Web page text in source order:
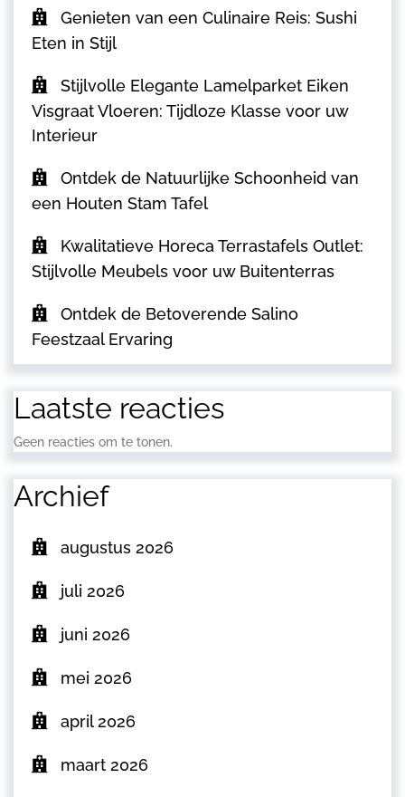
Genieten van een Culinaire Reis: Sushi
Eten in Stijl
Stijlvolle Elegante Lamelparket Eiken
Visgraat Vloeren: Tijdloze Klasse voor uw
Interieur
Ontdek de Natuurlijke Schoonheid van
een Houten Stam Tafel
Kwalitatieve Horeca Terrastafels Outlet:
Stijlvolle Meubels voor uw Buitenterras
Ontdek de Betoverende Salino
Feestzaal Ervaring
Laatste reacties
Geen reacties om te tonen.
Archief
augustus 2026
juli 2026
juni 2026
mei 2026
april 2026
maart 2026